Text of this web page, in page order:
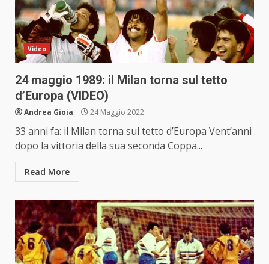
Video
24 maggio 1989: il Milan torna sul tetto
d’Europa (VIDEO)
Andrea Gioia 24 Maggio 2022
33 anni fa: il Milan torna sul tetto d’Europa Vent’anni
dopo la vittoria della sua seconda Coppa...
Read More